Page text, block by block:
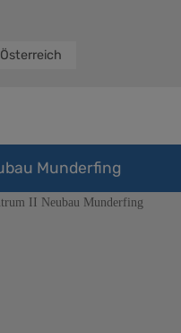
Munderfing